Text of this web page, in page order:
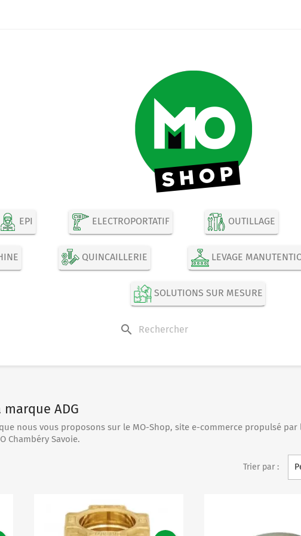
EPI ELECTROPORTATIF OUTILLAGE
QUINCAILLERIE LEVAGE
SOLUTIONS SUR MESURE
search
ADG
nous vous proposons sur le MO-Shop, site e-commerce propulsé par
Chambéry Savoie.
Trier par :